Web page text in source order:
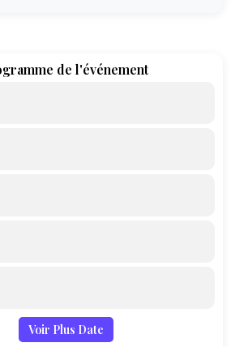
de l'événement
Voir Plus Date